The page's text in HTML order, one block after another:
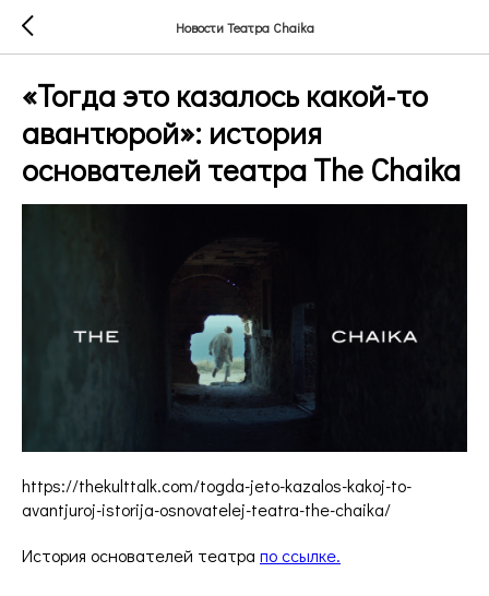
Новости Театра Chaika
«Тогда это казалось какой-то
авантюрой»: история
основателей театра The Chaika
https://thekulttalk.com/togda-jeto-kazalos-kakoj-to-
avantjuroj-istorija-osnovatelej-teatra-the-chaika/
История основателей театра по ссылке.